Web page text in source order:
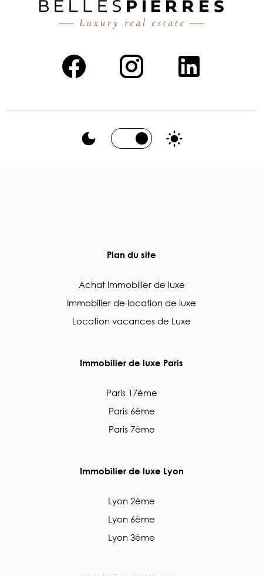
Plan du site
Achat Immobilier de luxe
Immobilier de location de luxe
Location vacances de Luxe
Immobilier de luxe Paris
Paris 17ème
Paris 6ème
Paris 7ème
Immobilier de luxe Lyon
Lyon 2ème
Lyon 6ème
Lyon 3ème